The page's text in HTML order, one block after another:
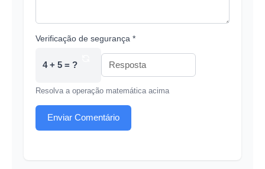
Verificação de segurança *
4 + 5 = ?
Resolva a operação matemática acima
Enviar Comentário